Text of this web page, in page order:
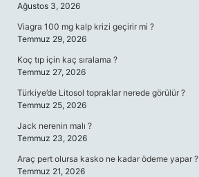
Ağustos 3, 2026
Viagra 100 mg kalp krizi geçirir mi ?
Temmuz 29, 2026
Koç tıp için kaç sıralama ?
Temmuz 27, 2026
Türkiye’de Litosol topraklar nerede görülür ?
Temmuz 25, 2026
Jack nerenin malı ?
Temmuz 23, 2026
Araç pert olursa kasko ne kadar ödeme yapar ?
Temmuz 21, 2026